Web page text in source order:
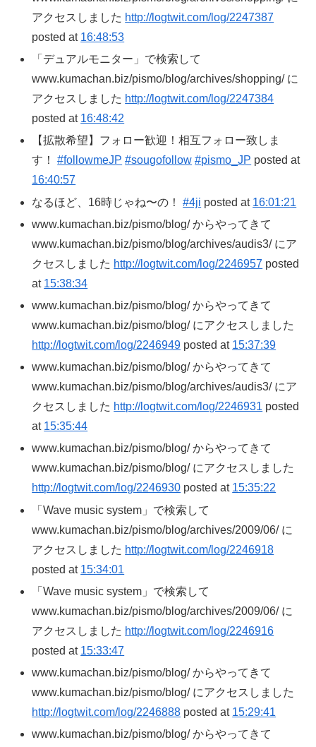
アクセスしました http://logtwit.com/log/2247387
posted at 16:48:53
「デュアルモニター」で検索して
www.kumachan.biz/pismo/blog/archives/shopping/ に
アクセスしました http://logtwit.com/log/2247384
posted at 16:48:42
【拡散希望】フォロー歓迎！相互フォロー致しま
す！#followmeJP #sougofollow #pismo_JP posted at
16:40:57
なるほど、16時じゃね〜の！#4ji posted at 16:01:21
www.kumachan.biz/pismo/blog/ からやってきて
www.kumachan.biz/pismo/blog/archives/audis3/ にア
クセスしました http://logtwit.com/log/2246957 posted
at 15:38:34
www.kumachan.biz/pismo/blog/ からやってきて
www.kumachan.biz/pismo/blog/ にアクセスしました
http://logtwit.com/log/2246949 posted at 15:37:39
www.kumachan.biz/pismo/blog/ からやってきて
www.kumachan.biz/pismo/blog/archives/audis3/ にア
クセスしました http://logtwit.com/log/2246931 posted
at 15:35:44
www.kumachan.biz/pismo/blog/ からやってきて
www.kumachan.biz/pismo/blog/ にアクセスしました
http://logtwit.com/log/2246930 posted at 15:35:22
「Wave music system」で検索して
www.kumachan.biz/pismo/blog/archives/2009/06/ に
アクセスしました http://logtwit.com/log/2246918
posted at 15:34:01
「Wave music system」で検索して
www.kumachan.biz/pismo/blog/archives/2009/06/ に
アクセスしました http://logtwit.com/log/2246916
posted at 15:33:47
www.kumachan.biz/pismo/blog/ からやってきて
www.kumachan.biz/pismo/blog/ にアクセスしました
http://logtwit.com/log/2246888 posted at 15:29:41
www.kumachan.biz/pismo/blog/ からやってきて